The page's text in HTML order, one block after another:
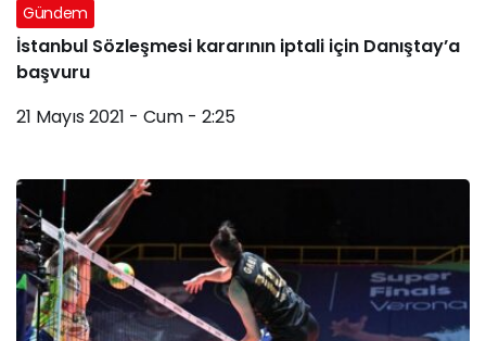
Gündem
İstanbul Sözleşmesi kararının iptali için Danıştay’a
başvuru
21 Mayıs 2021 - Cum - 2:25